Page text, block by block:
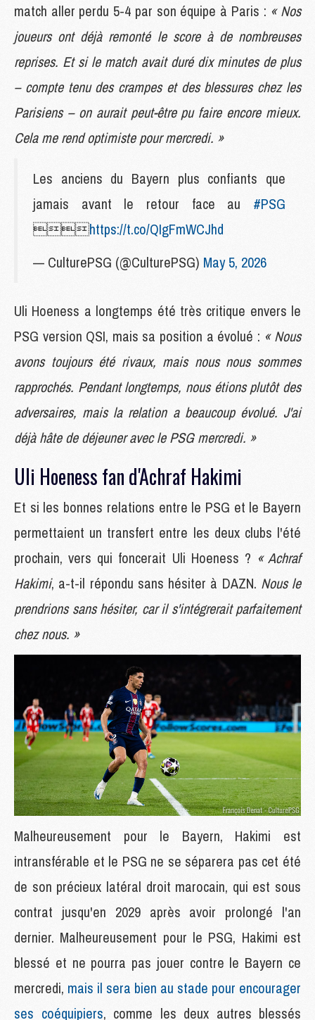
match aller perdu 5-4 par son équipe à Paris : « Nos
joueurs ont déjà remonté le score à de nombreuses
reprises. Et si le match avait duré dix minutes de plus
– compte tenu des crampes et des blessures chez les
Parisiens – on aurait peut-être pu faire encore mieux.
Cela me rend optimiste pour mercredi. »
Les anciens du Bayern plus confiants que
jamais avant le retour face au #PSG
https://t.co/QIgFmWCJhd
— CulturePSG (@CulturePSG) May 5, 2026
Uli Hoeness a longtemps été très critique envers le
PSG version QSI, mais sa position a évolué : « Nous
avons toujours été rivaux, mais nous nous sommes
rapprochés. Pendant longtemps, nous étions plutôt des
adversaires, mais la relation a beaucoup évolué. J'ai
déjà hâte de déjeuner avec le PSG mercredi. »
Uli Hoeness fan d'Achraf Hakimi
Et si les bonnes relations entre le PSG et le Bayern
permettaient un transfert entre les deux clubs l'été
prochain, vers qui foncerait Uli Hoeness ? « Achraf
Hakimi, a-t-il répondu sans hésiter à DAZN. Nous le
prendrions sans hésiter, car il s'intégrerait parfaitement
chez nous. »
Malheureusement pour le Bayern, Hakimi est
intransférable et le PSG ne se séparera pas cet été
de son précieux latéral droit marocain, qui est sous
contrat jusqu'en 2029 après avoir prolongé l'an
dernier. Malheureusement pour le PSG, Hakimi est
blessé et ne pourra pas jouer contre le Bayern ce
mercredi, mais il sera bien au stade pour encourager
ses coéquipiers, comme les deux autres blessés